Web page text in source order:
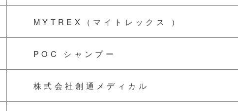
MYTREX（マイトレックス ）
POC シャンプー
株式会社創通メディカル